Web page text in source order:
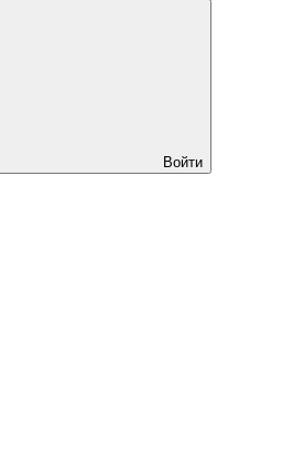
Войти